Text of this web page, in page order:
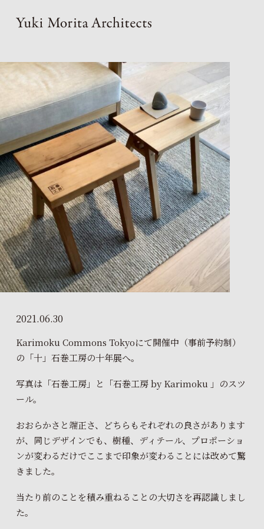
2021.06.30
Karimoku Commons Tokyoにて開催中（事前予約制）
の「十」石巻工房の十年展へ。
写真は「石巻工房」と「石巻工房 by Karimoku 」のスツ
ール。
おおらかさと端正さ、どちらもそれぞれの良さがあります
が、同じデザインでも、樹種、ディテール、プロポーショ
ンが変わるだけでここまで印象が変わることには改めて驚
きました。
当たり前のことを積み重ねることの大切さを再認識しまし
た。